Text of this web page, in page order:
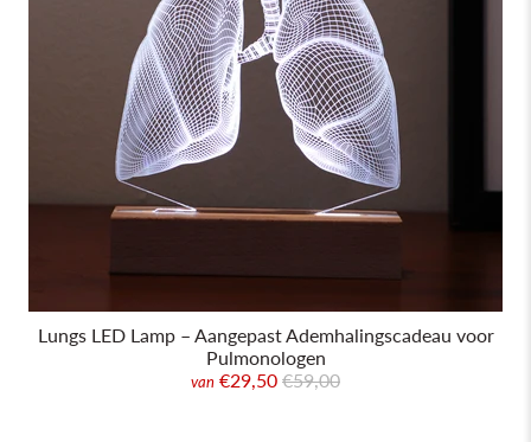
Lungs LED Lamp – Aangepast Ademhalingscadeau voor
Pulmonologen
van €29,50 €59,00